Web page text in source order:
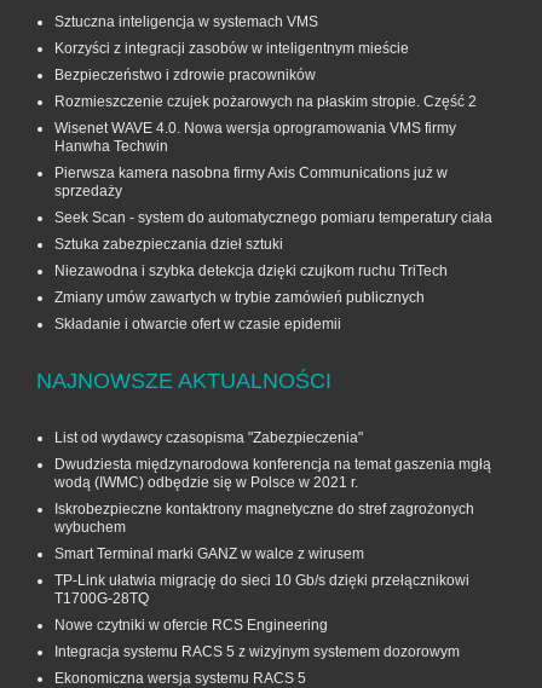
Sztuczna inteligencja w systemach VMS
Korzyści z integracji zasobów w inteligentnym mieście
Bezpieczeństwo i zdrowie pracowników
Rozmieszczenie czujek pożarowych na płaskim stropie. Część 2
Wisenet WAVE 4.0. Nowa wersja oprogramowania VMS firmy
Hanwha Techwin
Pierwsza kamera nasobna firmy Axis Communications już w
sprzedaży
Seek Scan - system do automatycznego pomiaru temperatury ciała
Sztuka zabezpieczania dzieł sztuki
Niezawodna i szybka detekcja dzięki czujkom ruchu TriTech
Zmiany umów zawartych w trybie zamówień publicznych
Składanie i otwarcie ofert w czasie epidemii
NAJNOWSZE AKTUALNOŚCI
List od wydawcy czasopisma "Zabezpieczenia"
Dwudziesta międzynarodowa konferencja na temat gaszenia mgłą
wodą (IWMC) odbędzie się w Polsce w 2021 r.
Iskrobezpieczne kontaktrony magnetyczne do stref zagrożonych
wybuchem
Smart Terminal marki GANZ w walce z wirusem
TP-Link ułatwia migrację do sieci 10 Gb/s dzięki przełącznikowi
T1700G‑28TQ
Nowe czytniki w ofercie RCS Engineering
Integracja systemu RACS 5 z wizyjnym systemem dozorowym
Ekonomiczna wersja systemu RACS 5